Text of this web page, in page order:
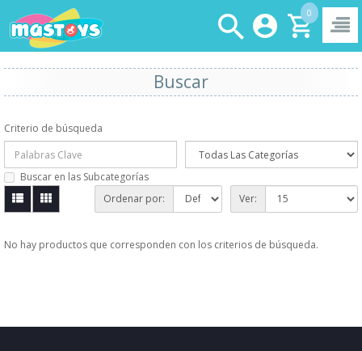
0
Buscar
Criterio de búsqueda
Buscar en las Subcategorías
Ordenar por:
Ver:
No hay productos que corresponden con los criterios de búsqueda.